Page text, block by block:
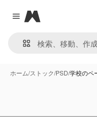
Close menu
Magnific
ホーム/ストック/PSD/学校のペ